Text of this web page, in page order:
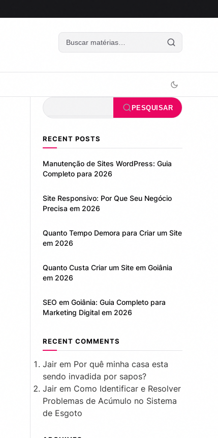
Pesquisar PESQUISAR
RECENT POSTS
Manutenção de Sites WordPress: Guia
Completo para 2026
Site Responsivo: Por Que Seu Negócio
Precisa em 2026
Quanto Tempo Demora para Criar um Site
em 2026
Quanto Custa Criar um Site em Goiânia
em 2026
SEO em Goiânia: Guia Completo para
Marketing Digital em 2026
RECENT COMMENTS
Jair em Por quê minha casa esta
sendo invadida por sapos?
Jair em Como Identificar e Resolver
Problemas de Acúmulo no Sistema
de Esgoto